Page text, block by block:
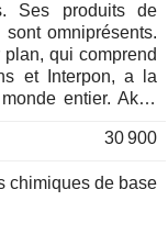
0,02 %
0,01 %
0,01 %
Ses produits de
omniprésents.
qui comprend
et Interpon, a la
entier. Akzo
du secteur à
la société de
30 900
chimiques de base